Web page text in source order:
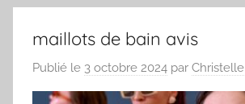
maillots de bain avis
Publié le 3 octobre 2024 par Christelle